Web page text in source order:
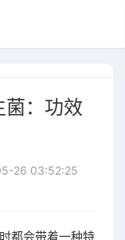
菌：功效
26 03:52:25
都会带着一种特